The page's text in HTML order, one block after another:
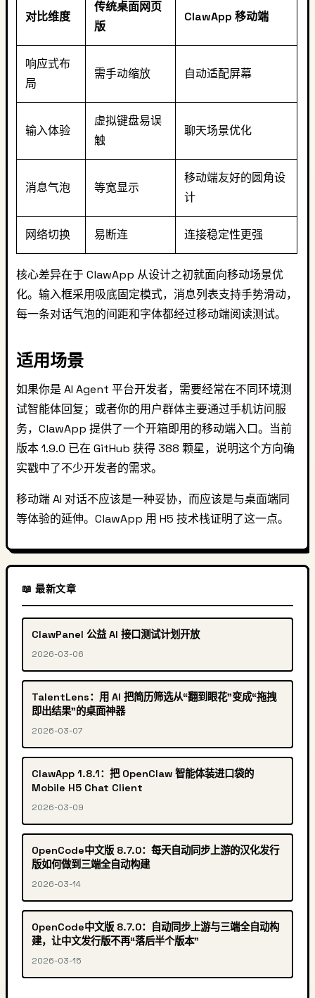
对比维度
传统桌面网页
版
ClawApp 移动端
响应式布
局
需手动缩放 自动适配屏幕
输入体验
虚拟键盘易误
触
聊天场景优化
消息气泡 等宽显示
移动端友好的圆角设
计
网络切换 易断连 连接稳定性更强
核心差异在于 ClawApp 从设计之初就面向移动场景优
化。输入框采用吸底固定模式，消息列表支持手势滑动，
每一条对话气泡的间距和字体都经过移动端阅读测试。
适用场景
如果你是 AI Agent 平台开发者，需要经常在不同环境测
试智能体回复；或者你的用户群体主要通过手机访问服
务，ClawApp 提供了一个开箱即用的移动端入口。当前
版本 1.9.0 已在 GitHub 获得 388 颗星，说明这个方向确
实戳中了不少开发者的需求。
移动端 AI 对话不应该是一种妥协，而应该是与桌面端同
等体验的延伸。ClawApp 用 H5 技术栈证明了这一点。
📖 最新文章
ClawPanel 公益 AI 接口测试计划开放
2026-03-06
TalentLens：用 AI 把简历筛选从“翻到眼花”变成“拖拽
即出结果”的桌面神器
2026-03-07
ClawApp 1.8.1：把 OpenClaw 智能体装进口袋的
Mobile H5 Chat Client
2026-03-09
OpenCode中文版 8.7.0：每天自动同步上游的汉化发行
版如何做到三端全自动构建
2026-03-14
OpenCode中文版 8.7.0：自动同步上游与三端全自动构
建，让中文发行版不再“落后半个版本”
2026-03-15